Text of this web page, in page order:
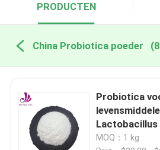
PRODUCTEN
China Probiotica poeder
Probiotica
Lactobacillus
CFU/g
MOQ：1 kg